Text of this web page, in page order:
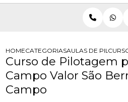
HOMECATEGORIASAULAS DE
Curso de Pilotagem
Campo Valor São
Campo